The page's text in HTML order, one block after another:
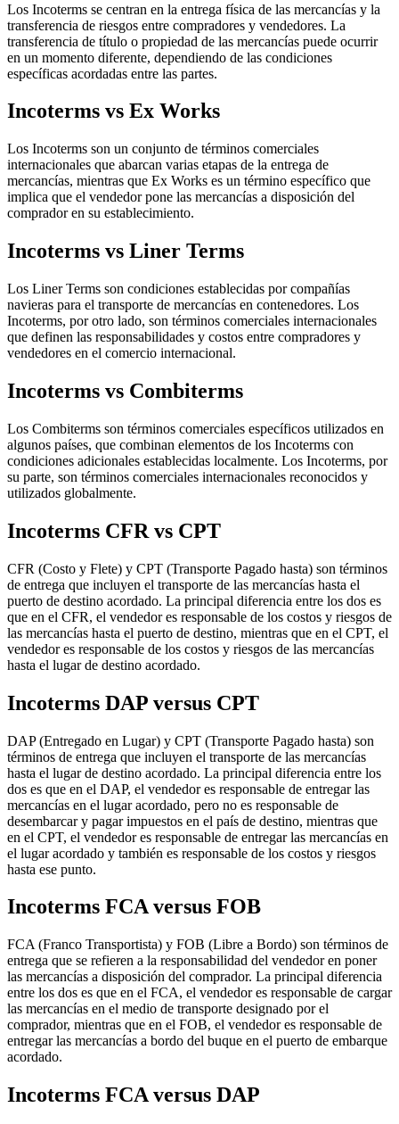
Los Incoterms se centran en la entrega física de las mercancías y la
transferencia de riesgos entre compradores y vendedores. La
transferencia de título o propiedad de las mercancías puede ocurrir
en un momento diferente, dependiendo de las condiciones
específicas acordadas entre las partes.
Incoterms vs Ex Works
Los Incoterms son un conjunto de términos comerciales
internacionales que abarcan varias etapas de la entrega de
mercancías, mientras que Ex Works es un término específico que
implica que el vendedor pone las mercancías a disposición del
comprador en su establecimiento.
Incoterms vs Liner Terms
Los Liner Terms son condiciones establecidas por compañías
navieras para el transporte de mercancías en contenedores. Los
Incoterms, por otro lado, son términos comerciales internacionales
que definen las responsabilidades y costos entre compradores y
vendedores en el comercio internacional.
Incoterms vs Combiterms
Los Combiterms son términos comerciales específicos utilizados en
algunos países, que combinan elementos de los Incoterms con
condiciones adicionales establecidas localmente. Los Incoterms, por
su parte, son términos comerciales internacionales reconocidos y
utilizados globalmente.
Incoterms CFR vs CPT
CFR (Costo y Flete) y CPT (Transporte Pagado hasta) son términos
de entrega que incluyen el transporte de las mercancías hasta el
puerto de destino acordado. La principal diferencia entre los dos es
que en el CFR, el vendedor es responsable de los costos y riesgos de
las mercancías hasta el puerto de destino, mientras que en el CPT, el
vendedor es responsable de los costos y riesgos de las mercancías
hasta el lugar de destino acordado.
Incoterms DAP versus CPT
DAP (Entregado en Lugar) y CPT (Transporte Pagado hasta) son
términos de entrega que incluyen el transporte de las mercancías
hasta el lugar de destino acordado. La principal diferencia entre los
dos es que en el DAP, el vendedor es responsable de entregar las
mercancías en el lugar acordado, pero no es responsable de
desembarcar y pagar impuestos en el país de destino, mientras que
en el CPT, el vendedor es responsable de entregar las mercancías en
el lugar acordado y también es responsable de los costos y riesgos
hasta ese punto.
Incoterms FCA versus FOB
FCA (Franco Transportista) y FOB (Libre a Bordo) son términos de
entrega que se refieren a la responsabilidad del vendedor en poner
las mercancías a disposición del comprador. La principal diferencia
entre los dos es que en el FCA, el vendedor es responsable de cargar
las mercancías en el medio de transporte designado por el
comprador, mientras que en el FOB, el vendedor es responsable de
entregar las mercancías a bordo del buque en el puerto de embarque
acordado.
Incoterms FCA versus DAP